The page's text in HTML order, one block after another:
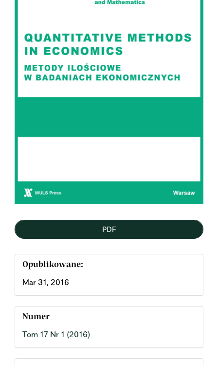
PDF
Opublikowane:
Mar 31, 2016
Numer
Tom 17 Nr 1 (2016)